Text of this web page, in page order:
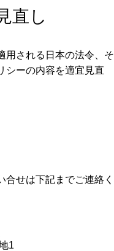
直し
用される日本の法令、そ
シーの内容を適宜見直
合せは下記までご連絡く
1